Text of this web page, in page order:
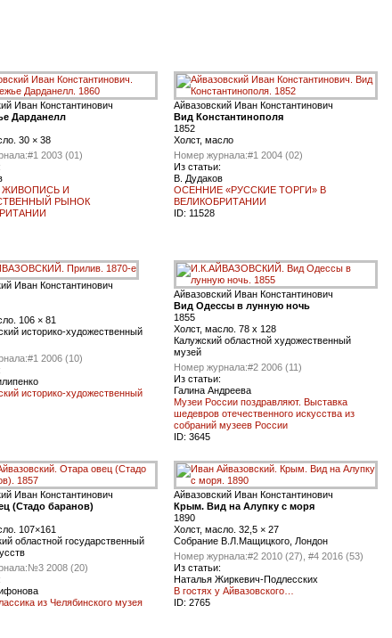
Иван Константинович
Дарданелл
30 × 38
#1 2003 (01)
ЖИВОПИСЬ И
РЫНОК
Айвазовский Иван Константинович
Вид Константинополя
1852
Холст, масло
Номер журнала:#1 2004 (02)
Из статьи:
В. Дудаков
ОСЕННИЕ «РУССКИЕ ТОРГИ» В
ВЕЛИКОБРИТАНИИ
ID: 11528
Иван Константинович
106 × 81
историко-художественный
#1 2006 (10)
историко-художественный
Айвазовский Иван Константинович
Вид Одессы в лунную ночь
1855
Холст, масло. 78 х 128
Калужский областной художественный
музей
Номер журнала:#2 2006 (11)
Из статьи:
Галина Андреева
Музеи России поздравляют. Выставка
шедевров отечественного искусства из
собраний музеев России
ID: 3645
Иван Константинович
(Стадо баранов)
107×161
областной государственный
№3 2008 (20)
из Челябинского музея
Айвазовский Иван Константинович
Крым. Вид на Алупку с моря
1890
Холст, масло. 32,5 × 27
Cобрание В.Л.Мащицкого, Лондон
Номер журнала:#2 2010 (27), #4 2016 (53)
Из статьи:
Наталья Жиркевич-Подлесских
В гостях у Айвазовского…
ID: 2765